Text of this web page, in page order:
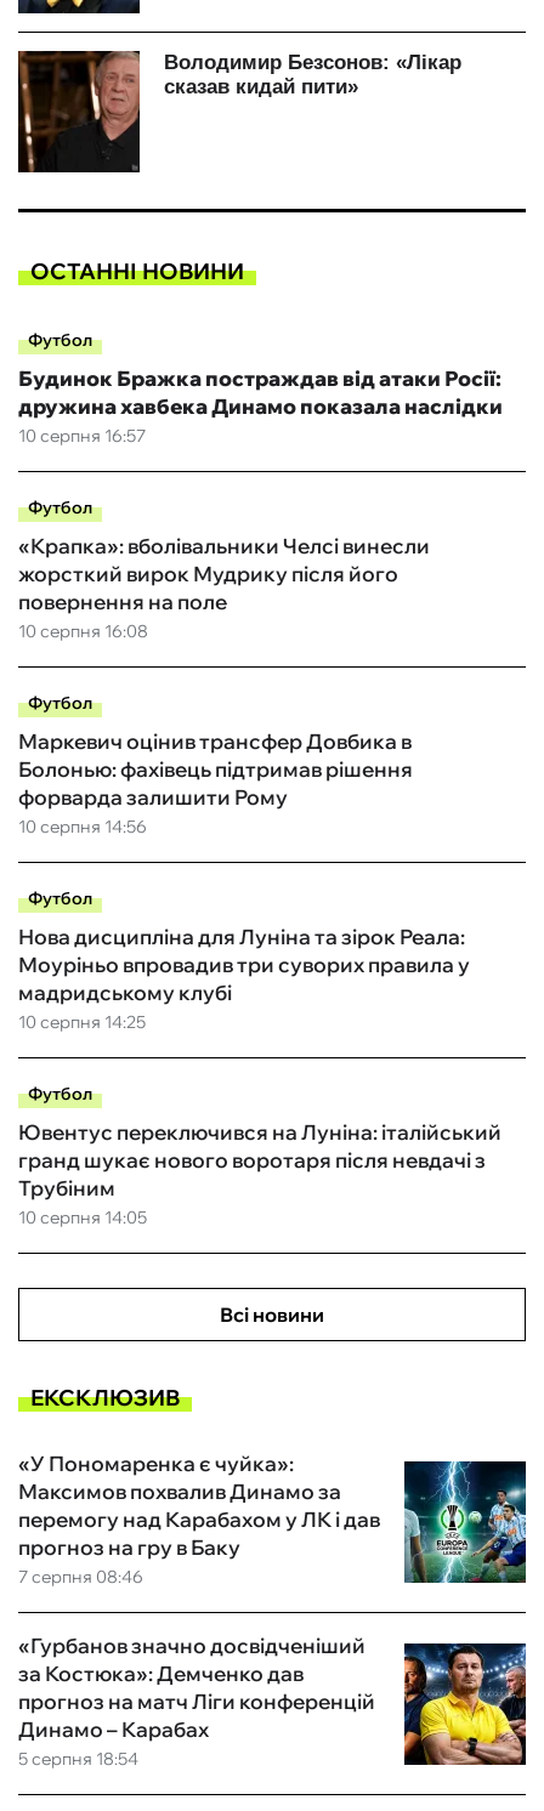
ОСТАННІ НОВИНИ
Футбол
10 серпня 16:57
Будинок Бражка постраждав від атаки Росії:
дружина хавбека Динамо показала наслідки
Футбол
10 серпня 16:08
«Крапка»: вболівальники Челсі винесли
жорсткий вирок Мудрику після його
повернення на поле
Футбол
10 серпня 14:56
Маркевич оцінив трансфер Довбика в
Болонью: фахівець підтримав рішення
форварда залишити Рому
Футбол
10 серпня 14:25
Нова дисципліна для Луніна та зірок Реала:
Моуріньо впровадив три суворих правила у
мадридському клубі
Футбол
10 серпня 14:05
Ювентус переключився на Луніна: італійський
гранд шукає нового воротаря після невдачі з
Трубіним
Всі новини
ЕКСКЛЮЗИВ
7 серпня 08:46
«У Пономаренка є чуйка»:
Максимов похвалив Динамо за
перемогу над Карабахом у ЛК і дав
прогноз на гру в Баку
5 серпня 18:54
«Гурбанов значно досвідченіший
за Костюка»: Демченко дав
прогноз на матч Ліги конференцій
Динамо – Карабах